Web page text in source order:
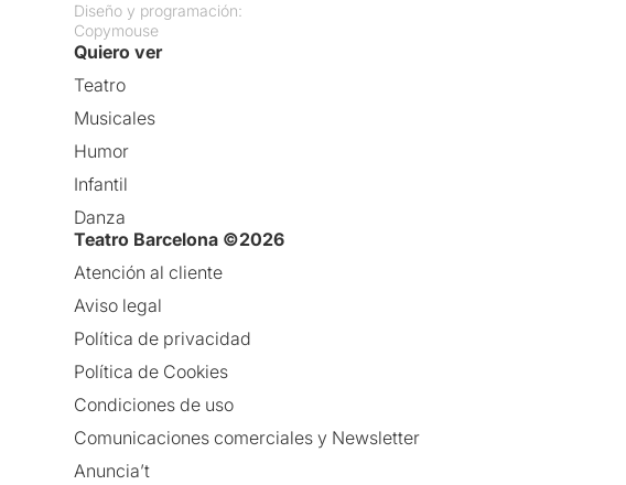
Diseño y programación:
Copymouse
Quiero ver
Teatro
Musicales
Humor
Infantil
Danza
Teatro Barcelona ©2026
Atención al cliente
Aviso legal
Política de privacidad
Política de Cookies
Condiciones de uso
Comunicaciones comerciales y Newsletter
Anuncia’t